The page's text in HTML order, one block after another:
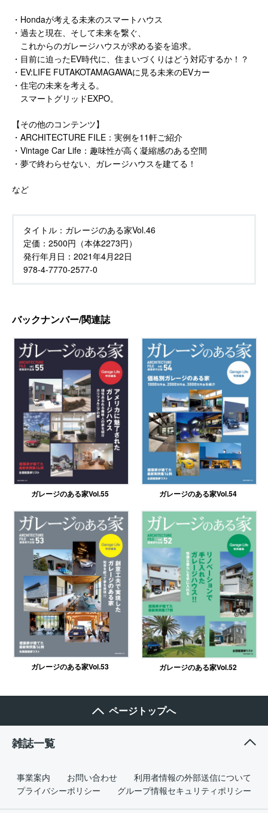
・Hondaが考える未来のスマートハウス
・過去と現在、そして未来を繋ぐ、
これからのガレージハウスが求める姿を追求。
・目前に迫ったEV時代に、住まいづくりはどう対応するか！？
・EV:LIFE FUTAKOTAMAGAWAに見る未来のEVカー
・住宅の未来を考える。
スマートグリッドEXPO。
【その他のコンテンツ】
・ARCHITECTURE FILE：実例を11軒ご紹介
・Vintage Car Life：趣味性が高く凝縮感のある空間
・夢で終わらせない、ガレージハウスを建てる！
など
タイトル： ガレージのある家Vol.46
定価： 2500円（本体2273円）
発行年月日： 2021年4月22日
978-4-7770-2577-0
バックナンバー/関連誌
ガレージのある家Vol.55 ガレージのある家Vol.54
ガレージのある家Vol.53 ガレージのある家Vol.52
ページトップへ
雑誌一覧
事業案内 お問い合わせ
利用者情報の外部送信について
プライバシーポリシー
グループ情報セキュリティポリシー